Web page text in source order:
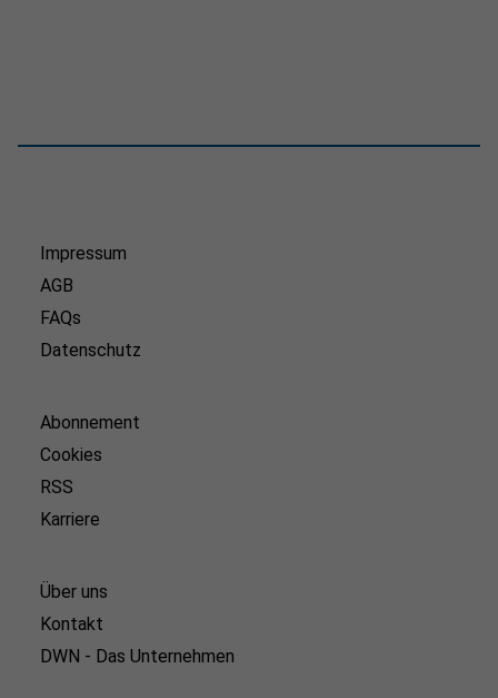
Impressum
AGB
FAQs
Datenschutz
Abonnement
Cookies
RSS
Karriere
Über uns
Kontakt
DWN - Das Unternehmen